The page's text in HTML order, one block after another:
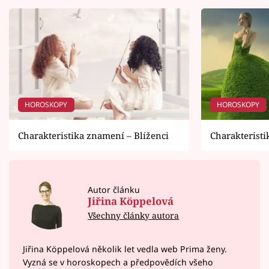
HOROSKOPY
Charakteristika znamení – Blíženci
HOROSKOPY
Autor článku
Jiřina Köppelová
Všechny články autora
Jiřina Köppelová několik let vedla web Prima ženy.
Vyzná se v horoskopech a předpovědích všeho